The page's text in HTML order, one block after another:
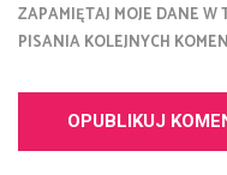
ZAPAMIĘTAJ MOJE DANE W
PISANIA KOLEJNYCH